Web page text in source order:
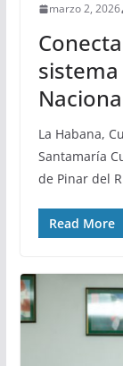
marzo 2, 2026
La Habana,
Santamaría
de Pinar del
Read More